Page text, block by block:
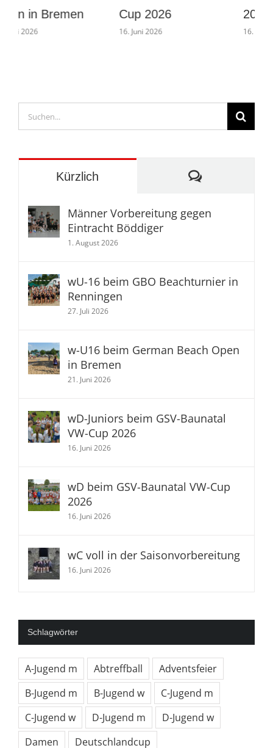
2026
16. Juni 2026
Eintracht Böddiger
1. August 2026
Suche
nach:
Kürzlich Kommentare
Männer Vorbereitung gegen
Eintracht Böddiger
1. August 2026
wU-16 beim GBO Beachturnier in
Renningen
27. Juli 2026
w-U16 beim German Beach Open
in Bremen
21. Juni 2026
wD-Juniors beim GSV-Baunatal
VW-Cup 2026
16. Juni 2026
wD beim GSV-Baunatal VW-Cup
2026
16. Juni 2026
wC voll in der Saisonvorbereitung
16. Juni 2026
Schlagwörter
A-Jugend m Abtreffball
Adventsfeier
B-Jugend m
B-Jugend w
C-Jugend m
C-Jugend w
D-Jugend m
D-Jugend w
Damen
Deutschlandcup